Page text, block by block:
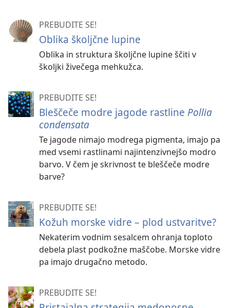
PREBUDITE SE!
Oblika školjčne lupine
Oblika in struktura školjčne lupine ščiti v
školjki živečega mehkužca.
PREBUDITE SE!
Bleščeče modre jagode rastline Pollia
condensata
Te jagode nimajo modrega pigmenta, imajo pa
med vsemi rastlinami najintenzivnejšo modro
barvo. V čem je skrivnost te bleščeče modre
barve?
PREBUDITE SE!
Kožuh morske vidre – plod ustvaritve?
Nekaterim vodnim sesalcem ohranja toploto
debela plast podkožne maščobe. Morske vidre
pa imajo drugačno metodo.
PREBUDITE SE!